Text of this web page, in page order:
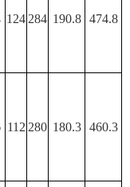
124 284 190.8 474.8
112 280 180.3 460.3